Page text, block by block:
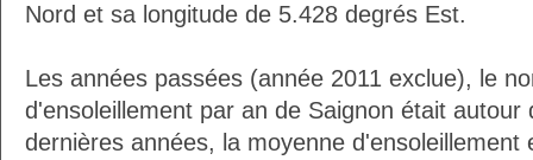
Nord et sa longitude de 5.428 degrés Est.
Les années passées (année 2011 exclue), le
d'ensoleillement par an de Saignon était autour
dernières années, la moyenne d'ensoleillement